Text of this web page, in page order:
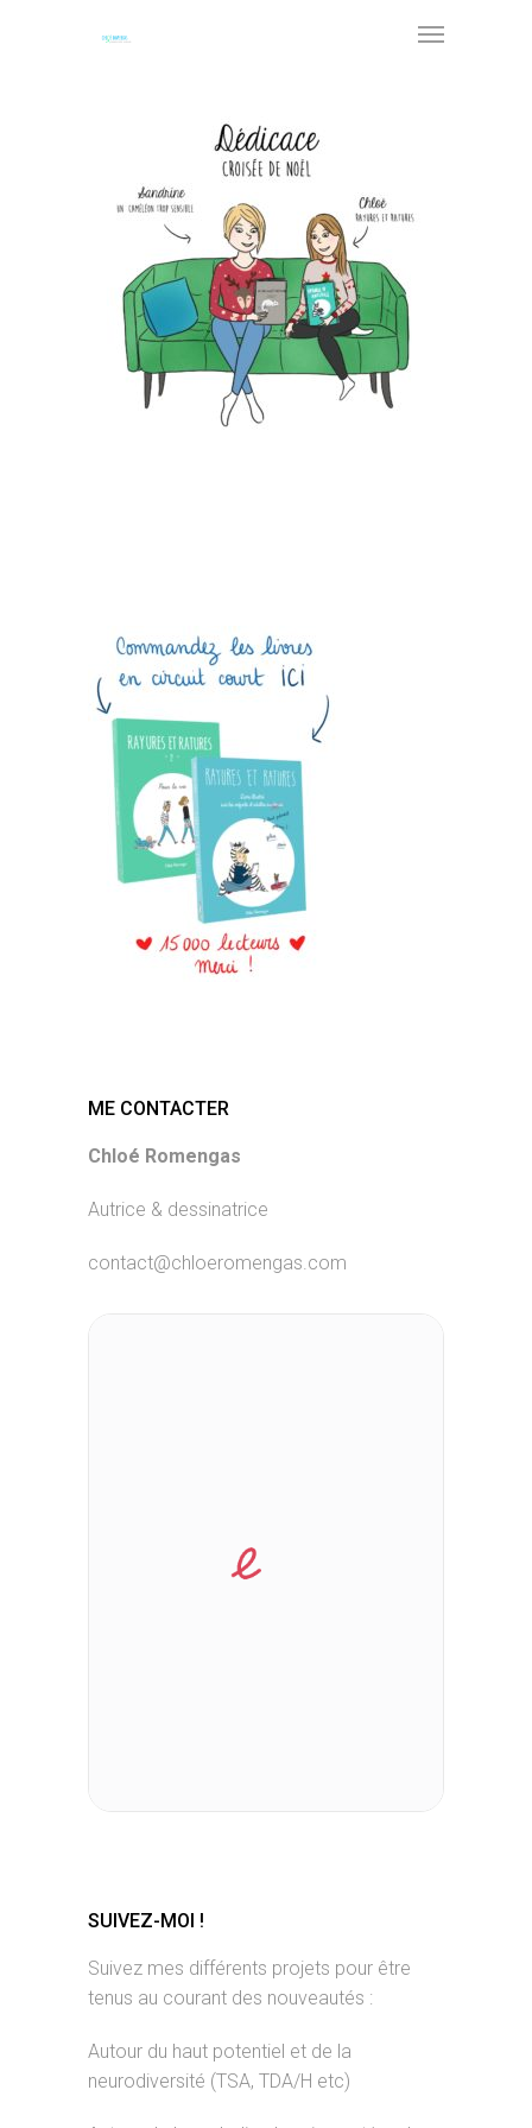
ME CONTACTER
Chloé Romengas
Autrice & dessinatrice
contact@chloeromengas.com
SUIVEZ-MOI !
Suivez mes différents projets pour être
tenus au courant des nouveautés :
Autour du haut potentiel et de la
neurodiversité (TSA, TDA/H etc)